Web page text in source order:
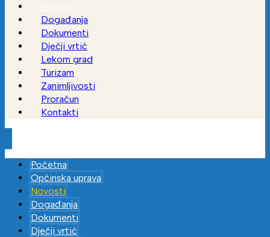
Događanja
Dokumenti
Dječji vrtić
Lekom grad
Turizam
Zanimljivosti
Proračun
Kontakti
Početna
Općinska uprava
Novosti
Događanja
Dokumenti
Dječji vrtić